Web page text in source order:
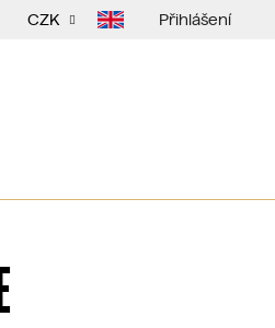
CZK Přihlášení